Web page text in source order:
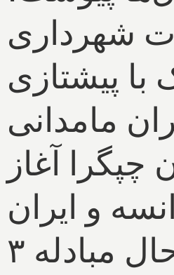
شهرداری
با پیشتازی
مامدانی
چپگرا آغاز
و ایران
در حال مبادله ۳